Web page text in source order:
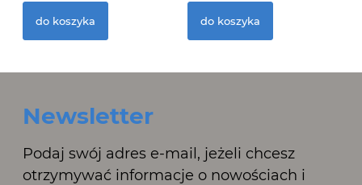
do koszyka do koszyka
Newsletter
Podaj swój adres e-mail, jeżeli chcesz
otrzymywać informacje o nowościach i